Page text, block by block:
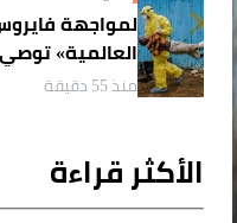
لمواجهة
العالمية»
منذ 55 دقيقة
الأكثر قراءة